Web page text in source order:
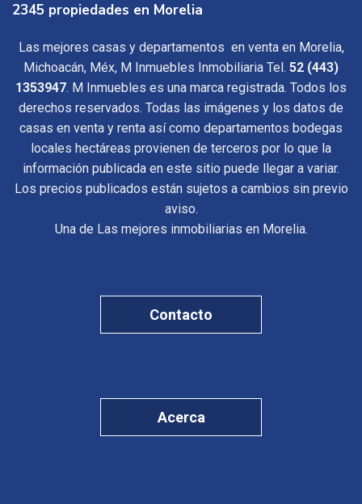
2345 propiedades en Morelia
Las mejores casas y departamentos en venta en Morelia,
Michoacán, Méx, M Inmuebles Inmobiliaria Tel. 52 (443)
1353947. M Inmuebles es una marca registrada. Todos los
derechos reservados. Todas las imágenes y los datos de
casas en venta y renta así como departamentos bodegas
locales hectáreas provienen de terceros por lo que la
información publicada en este sitio puede llegar a variar.
Los precios publicados están sujetos a cambios sin previo
aviso.
Una de Las mejores inmobiliarias en Morelia.